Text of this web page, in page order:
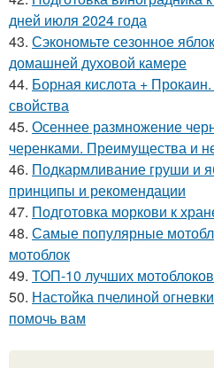
дней июля 2024 года
43. Сэкономьте сезонное
домашней духовой камере
44. Борная кислота +
свойства
45. Осеннее размножение
черенками. Преимущества и
46. Подкармливание груши и
принципы и рекомендации
47. Подготовка моркови к
48. Самые популярные
мотоблок
49. ТОП-10 лучших
50. Настойка пчелиной
помочь вам